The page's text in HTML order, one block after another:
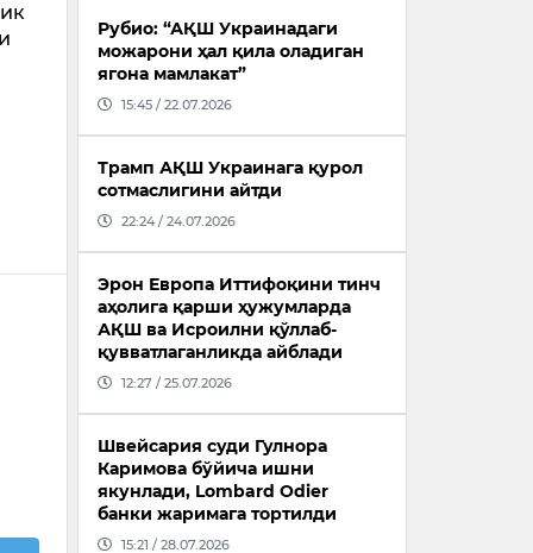
Рубио: “АҚШ Украинадаги
можарони ҳал қила оладиган
ягона мамлакат”
15:45 / 22.07.2026
Трамп АҚШ Украинага қурол
сотмаслигини айтди
22:24 / 24.07.2026
Эрон Европа Иттифоқини тинч
аҳолига қарши ҳужумларда
АҚШ ва Исроилни қўллаб-
қувватлаганликда айблади
12:27 / 25.07.2026
Швейсария суди Гулнора
Каримова бўйича ишни
якунлади, Lombard Odier
банки жаримага тортилди
15:21 / 28.07.2026